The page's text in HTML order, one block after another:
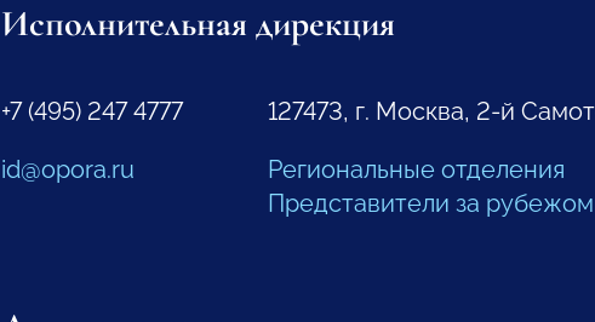
Исполнительная дирекция
+7 (495) 247 4777
id@opora.ru
127473, г. Москва, 2-й
Региональные отделения
Представители за рубежом